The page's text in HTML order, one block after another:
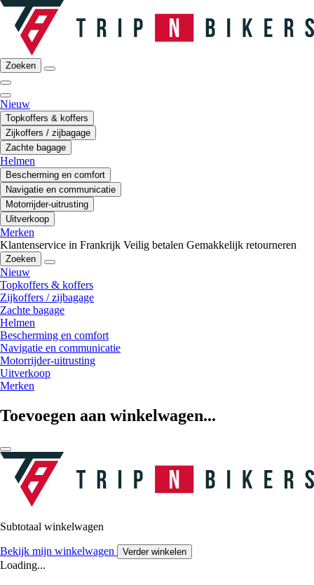
Zoeken
Nieuw
Topkoffers & koffers
Zijkoffers / zijbagage
Zachte bagage
Helmen
Bescherming en comfort
Navigatie en communicatie
Motorrijder-uitrusting
Uitverkoop
Merken
Klantenservice in Frankrijk Veilig betalen Gemakkelijk retourneren
Zoeken
Nieuw
Topkoffers & koffers
Zijkoffers / zijbagage
Zachte bagage
Helmen
Bescherming en comfort
Navigatie en communicatie
Motorrijder-uitrusting
Uitverkoop
Merken
Toevoegen aan winkelwagen...
Subtotaal winkelwagen
Bekijk mijn winkelwagen Verder winkelen
Loading...